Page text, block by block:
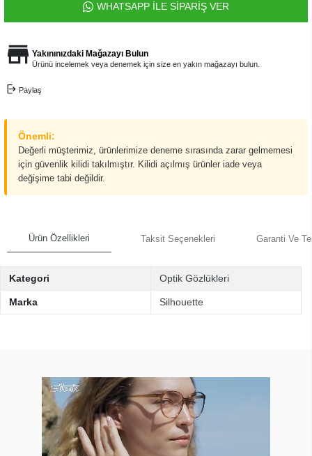
WHATSAPP İLE SİPARİŞ VER
Yakınınızdaki Mağazayı Bulun
Ürünü incelemek veya denemek için size en yakın mağazayı bulun.
Paylaş
Önemli:
Değerli müşterimiz, ürünlerimize deneme sırasında zarar gelmemesi
için güvenlik kilidi takılmıştır. Kilidi açılmış ürünler iade veya
değişime tabi değildir.
Ürün Özellikleri Taksit Seçenekleri Garanti Ve
Kategori Optik Gözlükleri
Marka Silhouette